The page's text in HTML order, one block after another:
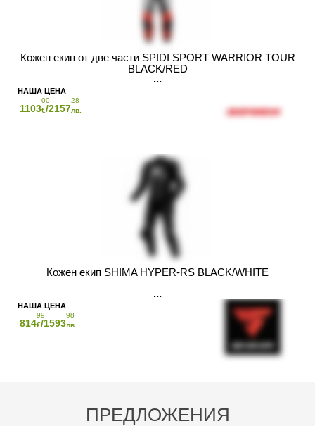
ПРЕДЛОЖЕНИЯ
Кожен екип от две части SPIDI SPORT WARRIOR TOUR
BLACK/RED
1103
00
€/2157
28
лв.
Кожен екип SHIMA HYPER-RS BLACK/WHITE
814
99
€/1593
98
лв.